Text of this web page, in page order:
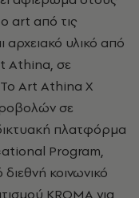
art από τις
αρχειακό υλικό από
Athina, σε
Το Art Athina X
σε
πλατφόρμα
Program,
κοινωνικό
ΚROMA για